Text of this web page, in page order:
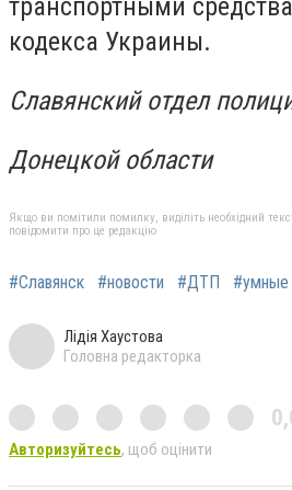
транспортными
кодекса Украины.
Славянский отдел
Донецкой области
Якщо ви помітили помилку, виділіть необхідний
повідомити про це редакцію
#Славянск #новости #ДТП
Лідія Хаустова
Головна редакторка
Авторизуйтесь, щоб оцінити